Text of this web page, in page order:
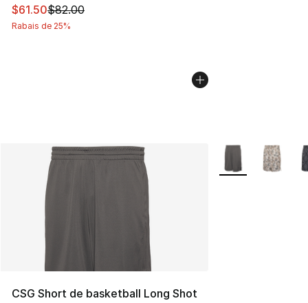
Cet article est en solde. Le prix est passé de $82.00 à
$61.50$82.00
Rabais de 25%
CSG Short de basketball Long Shot
Plus de couleurs